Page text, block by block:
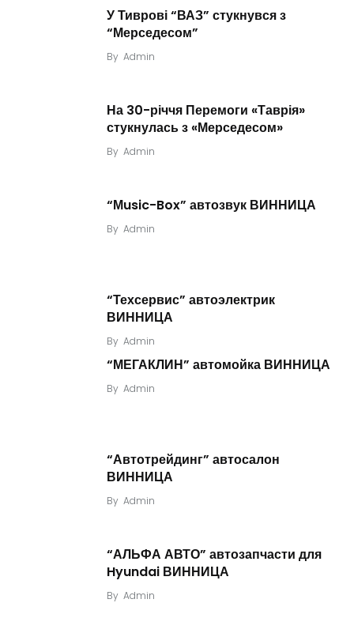
У Тиврові “ВАЗ” стукнувся з
“Мерседесом”
By Admin
На 30-річчя Перемоги «Таврія»
стукнулась з «Мерседесом»
By Admin
“Мusic-Box” автозвук ВИННИЦА
By Admin
“Техсервис” автоэлектрик
ВИННИЦА
By Admin
“МЕГАКЛИН” автомойка ВИННИЦА
By Admin
“Автотрейдинг” автосалон
ВИННИЦА
By Admin
“АЛЬФА АВТО” автозапчасти для
Hyundai ВИННИЦА
By Admin